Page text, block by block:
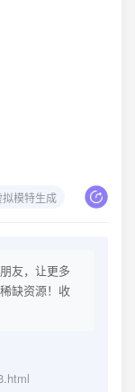
拟模特生成 AI电
友，让更多
缺资源！收